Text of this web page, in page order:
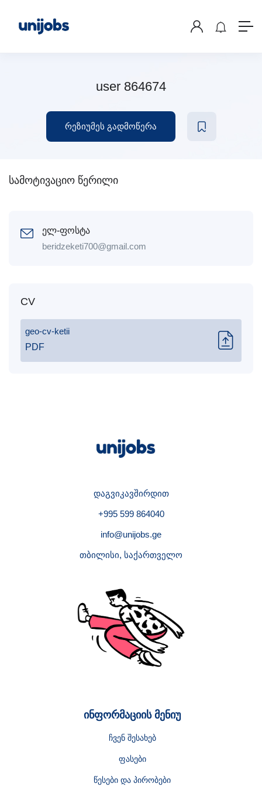
user 864674
რეზიუმეს გადმოწერა
სამოტივაციო წერილი
ელ-ფოსტა
beridzeketi700@gmail.com
CV
geo-cv-ketii
PDF
დაგვიკავშირდით
+995 599 864040
info@unijobs.ge
თბილისი, საქართველო
ინფორმაციის მენიუ
ჩვენ შესახებ
ფასები
წესები და პირობები